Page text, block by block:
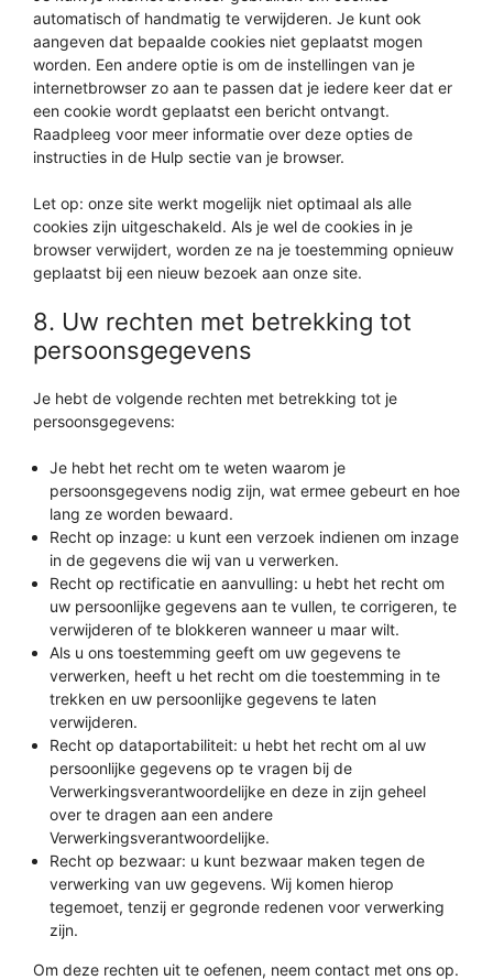
automatisch of handmatig te verwijderen. Je kunt ook
aangeven dat bepaalde cookies niet geplaatst mogen
worden. Een andere optie is om de instellingen van je
internetbrowser zo aan te passen dat je iedere keer dat er
een cookie wordt geplaatst een bericht ontvangt.
Raadpleeg voor meer informatie over deze opties de
instructies in de Hulp sectie van je browser.
Let op: onze site werkt mogelijk niet optimaal als alle
cookies zijn uitgeschakeld. Als je wel de cookies in je
browser verwijdert, worden ze na je toestemming opnieuw
geplaatst bij een nieuw bezoek aan onze site.
8. Uw rechten met betrekking tot
persoonsgegevens
Je hebt de volgende rechten met betrekking tot je
persoonsgegevens:
Je hebt het recht om te weten waarom je
persoonsgegevens nodig zijn, wat ermee gebeurt en hoe
lang ze worden bewaard.
Recht op inzage: u kunt een verzoek indienen om inzage
in de gegevens die wij van u verwerken.
Recht op rectificatie en aanvulling: u hebt het recht om
uw persoonlijke gegevens aan te vullen, te corrigeren, te
verwijderen of te blokkeren wanneer u maar wilt.
Als u ons toestemming geeft om uw gegevens te
verwerken, heeft u het recht om die toestemming in te
trekken en uw persoonlijke gegevens te laten
verwijderen.
Recht op dataportabiliteit: u hebt het recht om al uw
persoonlijke gegevens op te vragen bij de
Verwerkingsverantwoordelijke en deze in zijn geheel
over te dragen aan een andere
Verwerkingsverantwoordelijke.
Recht op bezwaar: u kunt bezwaar maken tegen de
verwerking van uw gegevens. Wij komen hierop
tegemoet, tenzij er gegronde redenen voor verwerking
zijn.
Om deze rechten uit te oefenen, neem contact met ons op.